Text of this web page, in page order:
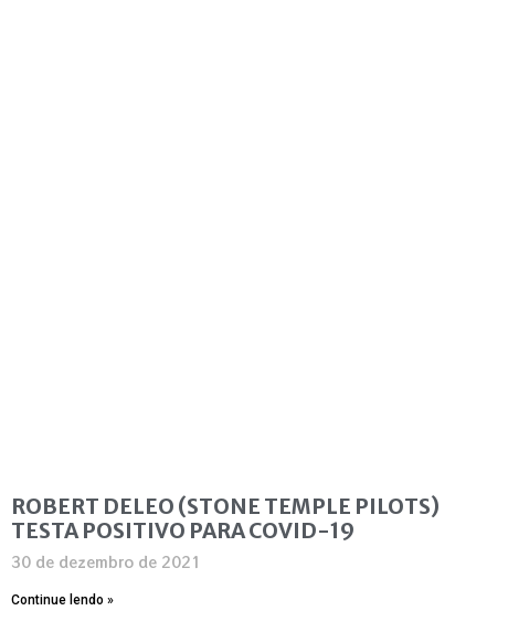
ROBERT DELEO (STONE TEMPLE PILOTS)
TESTA POSITIVO PARA COVID-19
30 de dezembro de 2021
Continue lendo »